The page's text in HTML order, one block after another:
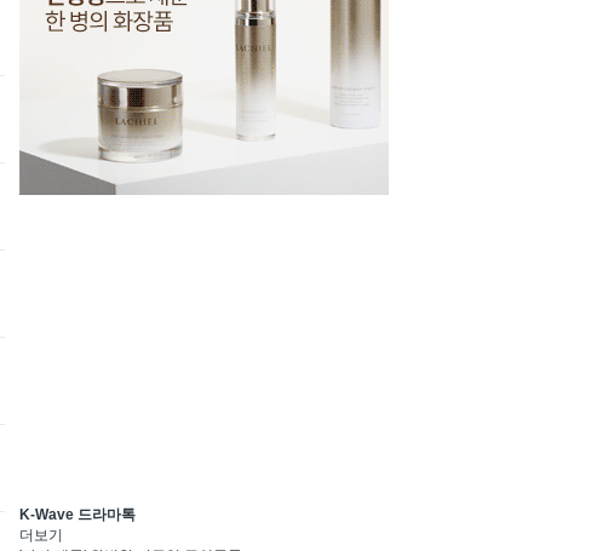
K-Wave 드라마톡
더보기